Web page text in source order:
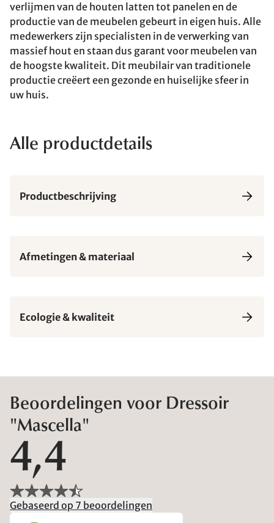
verlijmen van de houten latten tot panelen en de
productie van de meubelen gebeurt in eigen huis. Alle
medewerkers zijn specialisten in de verwerking van
massief hout en staan dus garant voor meubelen van
de hoogste kwaliteit. Dit meubilair van traditionele
productie creëert een gezonde en huiselijke sfeer in
uw huis.
Alle productdetails
Productbeschrijving
Afmetingen & materiaal
Ecologie & kwaliteit
Beoordelingen voor Dressoir
"Mascella"
4,4
Gebaseerd op 7 beoordelingen